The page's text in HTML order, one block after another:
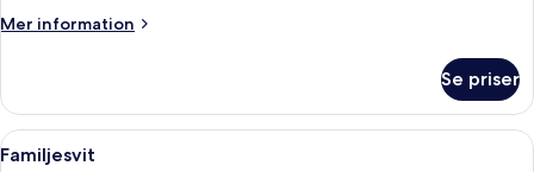
-
staden
Mer information
Mer
trippelrum
icke-
Se priser
Öppna
Ett hotellrum med två sängar, ett
9
Familjesvit